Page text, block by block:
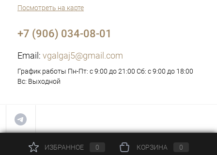
Посмотреть на карте
+7 (906) 034-08-01
Email: vgalgaj5@gmail.com
График работы Пн-Пт: с 9:00 до 21:00 Сб: с 9:00 до 18:00
Вс: Выходной
ИЗБРАННОЕ 0 КОРЗИНА 0